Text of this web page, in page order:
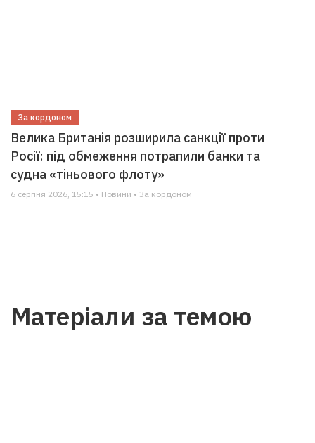
За кордоном
Велика Британія розширила санкції проти
Росії: під обмеження потрапили банки та
судна «тіньового флоту»
6 серпня 2026, 15:15 • Новини • За кордоном
Матеріали за темою